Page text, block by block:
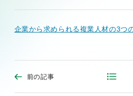
企業から求められる複業人材の3つ
前の記事